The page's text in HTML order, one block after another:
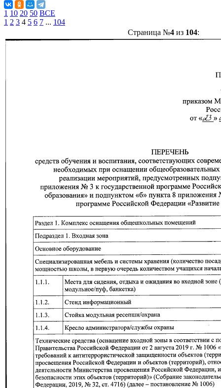
1 10 20 50 ВСЕ
1 2 3 4 5 6 7 ... 104
Страница №4из 104: